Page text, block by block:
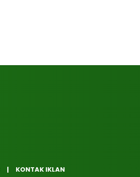
KONTAK IKLAN